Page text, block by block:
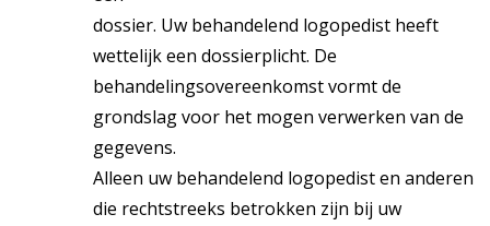
dossier. Uw behandelend logopedist heeft
wettelijk een dossierplicht. De
behandelingsovereenkomst vormt de
grondslag voor het mogen verwerken van de
gegevens.
Alleen uw behandelend logopedist en anderen
die rechtstreeks betrokken zijn bij uw